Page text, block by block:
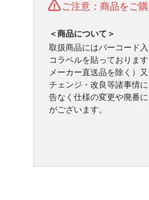
ご注意：商品をご
＜商品について＞
取扱商品にはバーコード
コラベルを貼っておりま
メーカー直送品を除く）
チェンジ・改良等諸事情
告なく仕様の変更や廃番
がございます。